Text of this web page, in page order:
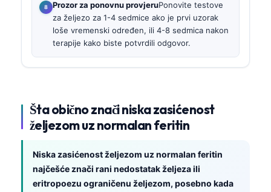
Prozor za ponovnu provjeruPonovite testove
za željezo za 1-4 sedmice ako je prvi uzorak
loše vremenski određen, ili 4-8 sedmica nakon
terapije kako biste potvrdili odgovor.
Šta obično znači niska zasićenost
željezom uz normalan feritin
Niska zasićenost željezom uz normalan feritin
najčešće znači rani nedostatak željeza ili
eritropoezu ograničenu željezom, posebno kada